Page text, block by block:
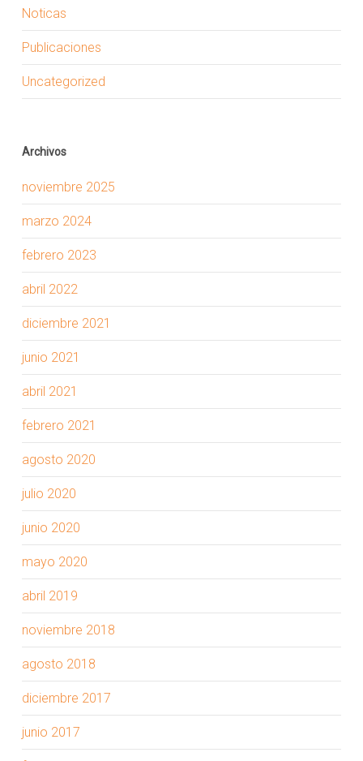
Noticas
Publicaciones
Uncategorized
Archivos
noviembre 2025
marzo 2024
febrero 2023
abril 2022
diciembre 2021
junio 2021
abril 2021
febrero 2021
agosto 2020
julio 2020
junio 2020
mayo 2020
abril 2019
noviembre 2018
agosto 2018
diciembre 2017
junio 2017